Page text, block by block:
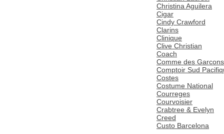
Christina Aguilera
Cigar
Cindy Crawford
Clarins
Clinique
Clive Christian
Coach
Comme des Garcons
Comptoir Sud
Costes
Costume National
Courreges
Courvoisier
Crabtree & Evelyn
Creed
Custo Barcelona